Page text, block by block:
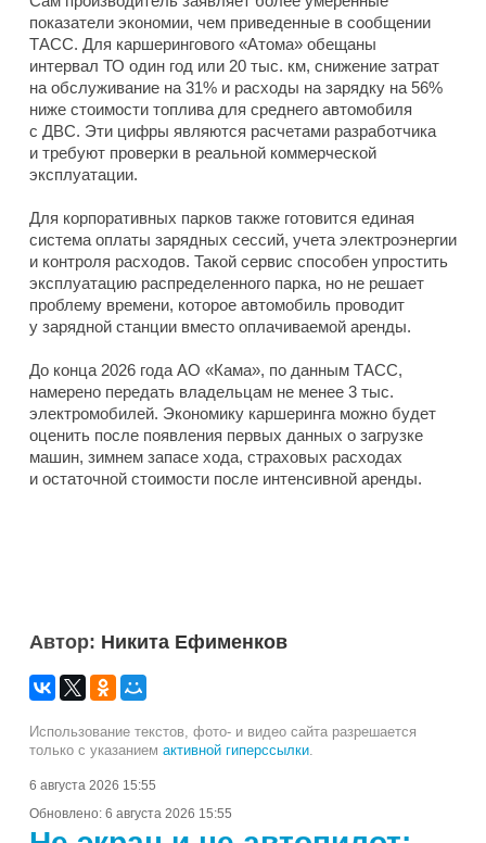
показатели экономии, чем приведенные в сообщении
ТАСС. Для каршерингового «Атома» обещаны
интервал ТО один год или 20 тыс. км, снижение затрат
на обслуживание на 31% и расходы на зарядку на 56%
ниже стоимости топлива для среднего автомобиля
с ДВС. Эти цифры являются расчетами разработчика
и требуют проверки в реальной коммерческой
эксплуатации.
Для корпоративных парков также готовится единая
система оплаты зарядных сессий, учета электроэнергии
и контроля расходов. Такой сервис способен упростить
эксплуатацию распределенного парка, но не решает
проблему времени, которое автомобиль проводит
у зарядной станции вместо оплачиваемой аренды.
До конца 2026 года АО «Кама», по данным ТАСС,
намерено передать владельцам не менее 3 тыс.
электромобилей. Экономику каршеринга можно будет
оценить после появления первых данных о загрузке
машин, зимнем запасе хода, страховых расходах
и остаточной стоимости после интенсивной аренды.
Автор: Никита Ефименков
Использование текстов, фото- и видео сайта разрешается
только с указанием активной гиперссылки
6 августа 2026 15:55
Обновлено: 6 августа 2026 15:55